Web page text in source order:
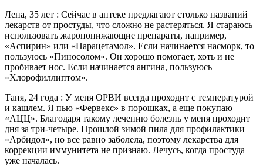
Лена, 35 лет :­ Сейчас в аптеке предлагают столько названий
лекарств от простуды, что сложно не растеряться. Я стараюсь
использовать жаропонижающие препараты, например,
«Аспирин» или «Парацетамол». Если начинается насморк, то
пользуюсь «Пиносолом». Он хорошо помогает, хоть и не
пробивает нос. Если начинается ангина, пользуюсь
«Хлорофиллиптом».
Таня, 24 года :­ У меня ОРВИ всегда проходит с температурой
и кашлем. Я пью «Фервекс» в порошках, а еще покупаю
«АЦЦ». Благодаря такому лечению болезнь у меня проходит
дня за три-четыре. Прошлой зимой пила для профилактики
«Арбидол», но все равно заболела, поэтому лекарства для
коррекции иммунитета не признаю. Лечусь, когда простуда
уже началась.